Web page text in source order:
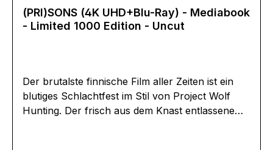
(PRI)SONS (4K UHD+Blu-Ray) - Mediabook
- Limited 1000 Edition - Uncut
Der brutalste finnische Film aller Zeiten ist ein
blutiges Schlachtfest im Stil von Project Wolf
Hunting. Der frisch aus dem Knast entlassene